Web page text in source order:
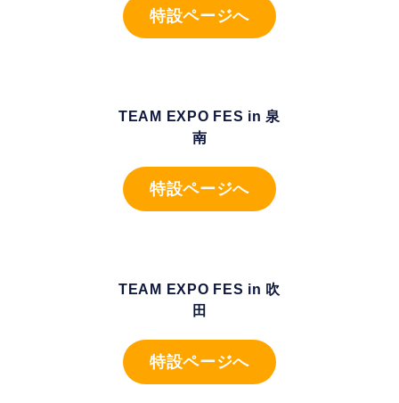
特設ページへ
TEAM EXPO FES in 泉
南
特設ページへ
TEAM EXPO FES in 吹
田
特設ページへ